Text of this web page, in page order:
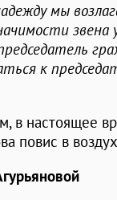
мы
звена
к
в настоящее
повис в